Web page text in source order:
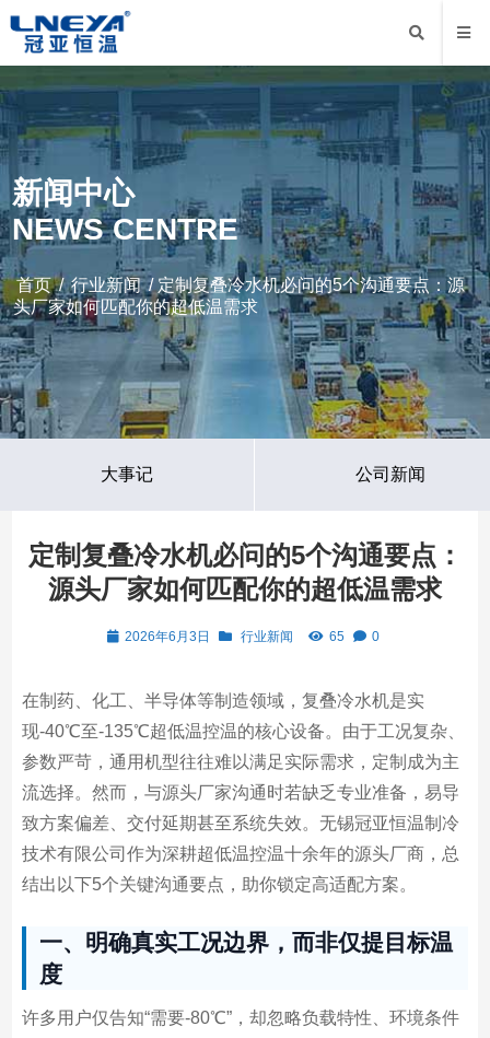
新闻中心
NEWS CENTRE
首页/行业新闻/ 定制复叠冷水机必问的5个沟通要点：源
头厂家如何匹配你的超低温需求
大事记 公司新闻
定制复叠冷水机必问的5个沟通要点：
源头厂家如何匹配你的超低温需求
2026年6月3日 行业新闻 65 0
在制药、化工、半导体等制造领域，复叠冷水机是实
现-40℃至-135℃超低温控温的核心设备。由于工况复杂、
参数严苛，通用机型往往难以满足实际需求，定制成为主
流选择。然而，与源头厂家沟通时若缺乏专业准备，易导
致方案偏差、交付延期甚至系统失效。无锡冠亚恒温制冷
技术有限公司作为深耕超低温控温十余年的源头厂商，总
结出以下5个关键沟通要点，助你锁定高适配方案。
一、明确真实工况边界，而非仅提目标温
度
许多用户仅告知“需要-80℃”，却忽略负载特性、环境条件